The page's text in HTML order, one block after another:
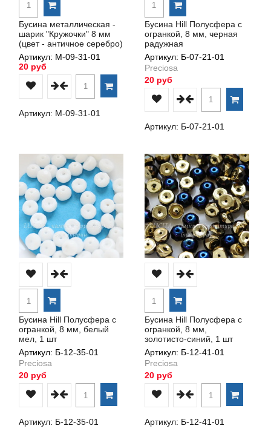
Бусина металлическая -
шарик "Кружочки" 8 мм
(цвет - античное серебро)
Артикул: М-09-31-01
20 руб
Артикул: М-09-31-01
Бусина Hill Полусфера с
огранкой, 8 мм, черная
радужная
Артикул: Б-07-21-01
Preciosa
20 руб
Артикул: Б-07-21-01
Бусина Hill Полусфера с
огранкой, 8 мм, белый
мел, 1 шт
Артикул: Б-12-35-01
Preciosa
20 руб
Артикул: Б-12-35-01
Бусина Hill Полусфера с
огранкой, 8 мм,
золотисто-синий, 1 шт
Артикул: Б-12-41-01
Preciosa
20 руб
Артикул: Б-12-41-01